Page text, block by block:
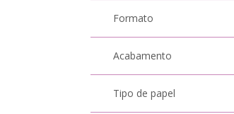
Formato
Acabamento
Tipo de papel